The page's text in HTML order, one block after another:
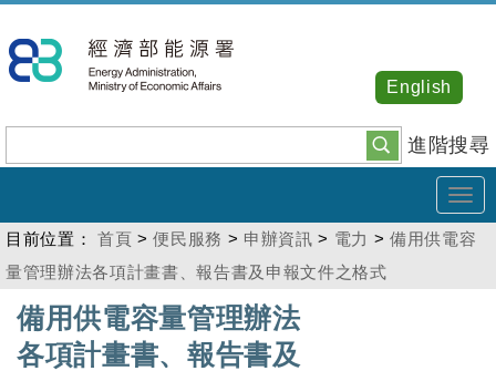
到
主
內
容
進階搜尋
English
目前位置： 首頁 >便民服務 > 申辦資訊 > 電力 >備用供電容
量管理辦法各項計畫書、報告書及申報文件之格式
:::
備用供電容量管理辦法
各項計畫書、報告書及